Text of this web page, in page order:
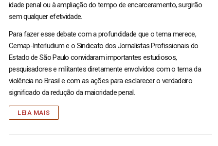
idade penal ou à ampliação do tempo de encarceramento, surgirão
sem qualquer efetividade.
Para fazer esse debate com a profundidade que o tema merece,
Cemap-Interludium e o Sindicato dos Jornalistas Profissionais do
Estado de São Paulo convidaram importantes estudiosos,
pesquisadores e militantes diretamente envolvidos com o tema da
violência no Brasil e com as ações para esclarecer o verdadeiro
significado da redução da maioridade penal.
LEIA MAIS